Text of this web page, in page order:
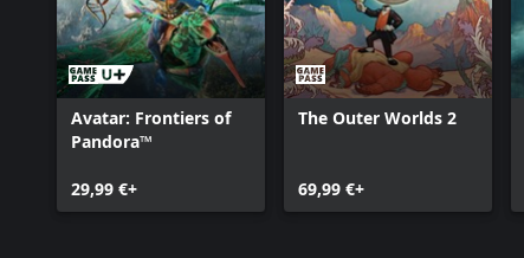
Avatar: Frontiers of
Pandora™
29,99 €+
The Outer Worlds 2
69,99 €+